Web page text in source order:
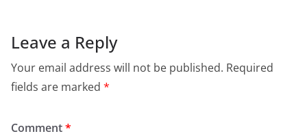
Leave a Reply
Your email address will not be published. Required
fields are marked *
Comment*